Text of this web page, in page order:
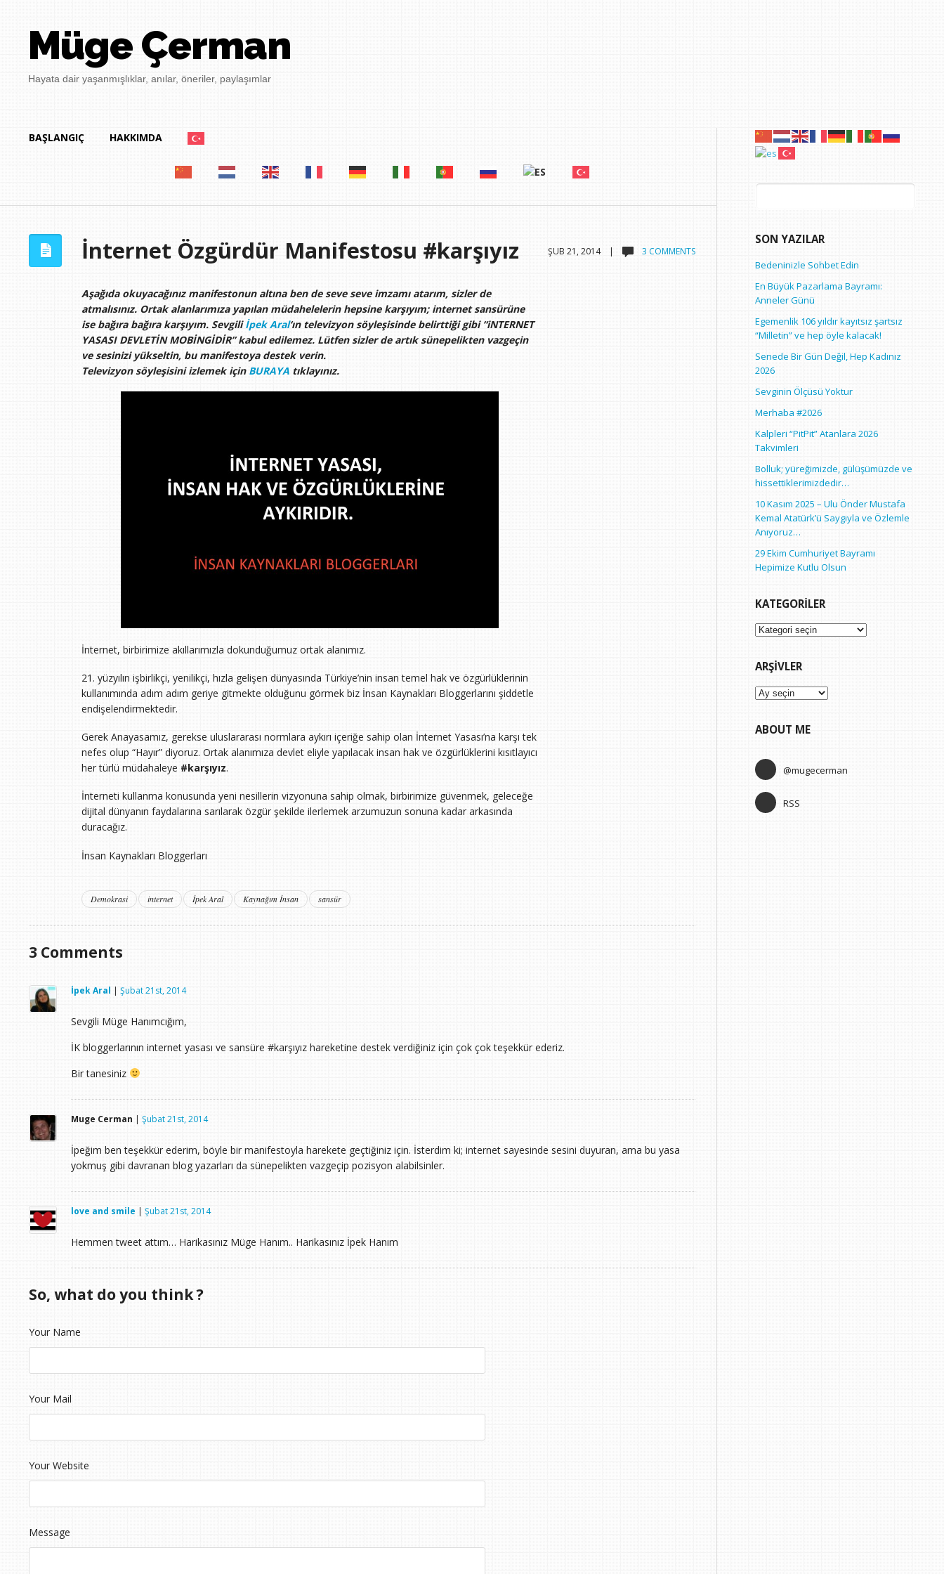
Müge Çerman
Hayata dair yaşanmışlıklar, anılar, öneriler, paylaşımlar
BAŞLANGIÇ HAKKIMDA
ŞUB 21, 2014 | 3 COMMENTS
İnternet Özgürdür Manifestosu #karşıyız
Aşağıda okuyacağınız manifestonun altına ben de seve seve imzamı atarım, sizler de
atmalısınız. Ortak alanlarımıza yapılan müdahelelerin hepsine karşıyım; internet sansürüne
ise bağıra bağıra karşıyım. Sevgiliİpek Aral‘ın televizyon söyleşisinde belirttiği gibi “iNTERNET
YASASI DEVLETİN MOBİNGİDİR” kabul edilemez. Lütfen sizler de artık sünepelikten vazgeçin
ve sesinizi yükseltin, bu manifestoya destek verin.
Televizyon söyleşisini izlemek için BURAYAtıklayınız.
İnternet, birbirimize akıllarımızla dokunduğumuz ortak alanımız.
21. yüzyılın işbirlikçi, yenilikçi, hızla gelişen dünyasında Türkiye’nin insan temel hak ve özgürlüklerinin
kullanımında adım adım geriye gitmekte olduğunu görmek biz İnsan Kaynakları Bloggerlarını şiddetle
endişelendirmektedir.
Gerek Anayasamız, gerekse uluslararası normlara aykırı içeriğe sahip olan İnternet Yasası’na karşı tek
nefes olup “Hayır” diyoruz. Ortak alanımıza devlet eliyle yapılacak insan hak ve özgürlüklerini kısıtlayıcı
her türlü müdahaleye #karşıyız.
İnterneti kullanma konusunda yeni nesillerin vizyonuna sahip olmak, birbirimize güvenmek, geleceğe
dijital dünyanın faydalarına sarılarak özgür şekilde ilerlemek arzumuzun sonuna kadar arkasında
duracağız.
İnsan Kaynakları Bloggerları
Demokrasi internet İpek Aral Kaynağım İnsan sansür
3Comments
İpek Aral | Şubat 21st, 2014
Sevgili Müge Hanımcığım,
İK bloggerlarının internet yasası ve sansüre #karşıyız hareketine destek verdiğiniz için çok çok teşekkür ederiz.
Bir tanesiniz
Muge Cerman | Şubat 21st, 2014
İpeğim ben teşekkür ederim, böyle bir manifestoyla harekete geçtiğiniz için. İsterdim ki; internet sayesinde sesini duyuran, ama bu yasa
yokmuş gibi davranan blog yazarları da sünepelikten vazgeçip pozisyon alabilsinler.
love and smile | Şubat 21st, 2014
Hemmen tweet attım… Harikasınız Müge Hanım.. Harikasınız İpek Hanım
So, what do you think ?
Your Name
Your Mail
Your Website
Message
Arama:
SON YAZILAR
Bedeninizle Sohbet Edin
En Büyük Pazarlama Bayramı:
Anneler Günü
Egemenlik 106 yıldır kayıtsız şartsız
“Milletin” ve hep öyle kalacak!
Senede Bir Gün Değil, Hep Kadınız
2026
Sevginin Ölçüsü Yoktur
Merhaba #2026
Kalpleri “PitPit” Atanlara 2026
Takvimleri
Bolluk; yüreğimizde, gülüşümüzde ve
hissettiklerimizdedir…
10 Kasım 2025 – Ulu Önder Mustafa
Kemal Atatürk’ü Saygıyla ve Özlemle
Anıyoruz…
29 Ekim Cumhuriyet Bayramı
Hepimize Kutlu Olsun
KATEGORILER
Kategoriler
ARŞIVLER
Arşivler
ABOUT ME
@mugecerman
RSS